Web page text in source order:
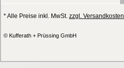
* Alle Preise inkl. MwSt. zzgl. Versandkosten
© Kufferath + Prüssing GmbH